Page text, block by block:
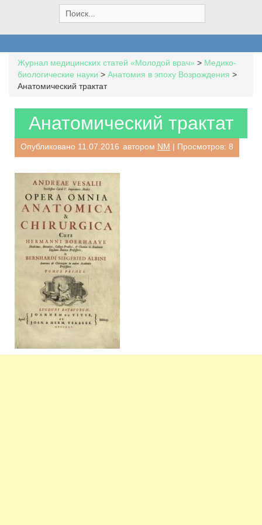
e
a
h
f
o
Журнал медицинских статей «Молодой врач» > Медико-
биологические науки > Анатомия в эпоху Возрождения >
Анатомический трактат
Анатомический трактат
Опубликовано 11.07.2016 автором NM | Просмотров: 8